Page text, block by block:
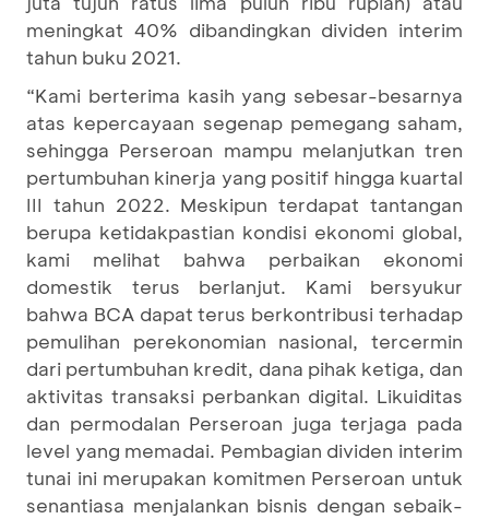
meningkat 40% dibandingkan dividen interim
tahun buku 2021.
“Kami berterima kasih yang sebesar-besarnya
atas kepercayaan segenap pemegang saham,
sehingga Perseroan mampu melanjutkan tren
pertumbuhan kinerja yang positif hingga kuartal
III tahun 2022. Meskipun terdapat tantangan
berupa ketidakpastian kondisi ekonomi global,
kami melihat bahwa perbaikan ekonomi
domestik terus berlanjut. Kami bersyukur
bahwa BCA dapat terus berkontribusi terhadap
pemulihan perekonomian nasional, tercermin
dari pertumbuhan kredit, dana pihak ketiga, dan
aktivitas transaksi perbankan digital. Likuiditas
dan permodalan Perseroan juga terjaga pada
level yang memadai. Pembagian dividen interim
tunai ini merupakan komitmen Perseroan untuk
senantiasa menjalankan bisnis dengan sebaik-